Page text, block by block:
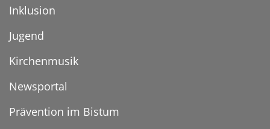
Inklusion
Jugend
Kirchenmusik
Newsportal
Prävention im Bistum